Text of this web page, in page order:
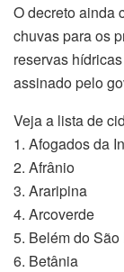
O decreto ainda
chuvas para os
reservas
assinado pelo
Veja a lista de
1. Afogados da
2. Afrânio
3. Araripina
4. Arcoverde
5. Belém do
6. Betânia